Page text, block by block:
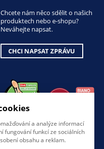
Chcete nám něco sdělit o našich
produktech nebo e-shopu?
Neváhejte napsat.
CHCI NAPSAT ZPRÁVU
a analýze informací
fungování funkcí ze sociálních
obsahu a reklam.